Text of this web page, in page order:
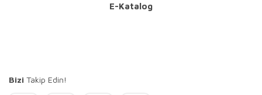
E-Katalog
Bizi Takip Edin!